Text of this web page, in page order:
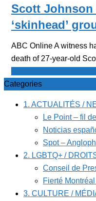
Scott
‘skinhead’
ABC Online A witness
death of 27-year-old
Categories
1. ACTUALITÉS /
Le Point – fil
Noticias
Spot –
2. LGBTQ+ /
Conseil de
Fierté
3. CULTURE /